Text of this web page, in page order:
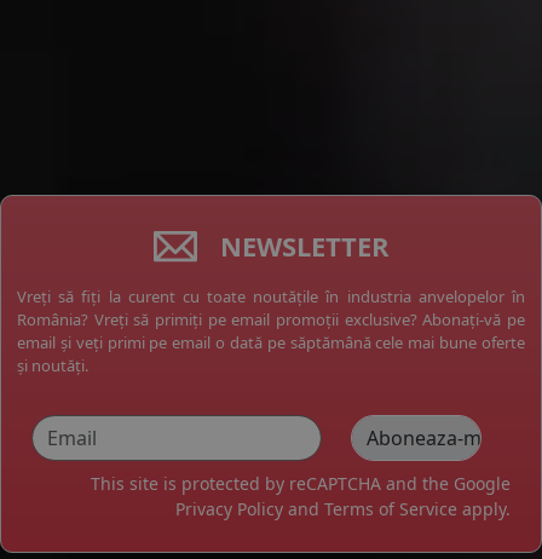
NEWSLETTER
Vreți să fiți la curent cu toate noutățile în industria anvelopelor în
România? Vreți să primiți pe email promoții exclusive? Abonați-vă pe
email și veți primi pe email o dată pe săptămână cele mai bune oferte
și noutăți.
This site is protected by reCAPTCHA and the Google
Privacy Policy and Terms of Service apply.